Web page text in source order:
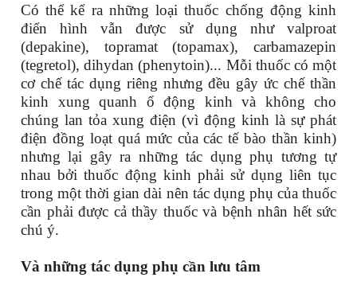
Có thể kể ra những loại thuốc chống động kinh
điển hình vẫn được sử dụng như valproat
(depakine), topramat (topamax), carbamazepin
(tegretol), dihydan (phenytoin)... Mỗi thuốc có một
cơ chế tác dụng riêng nhưng đều gây ức chế thần
kinh xung quanh ổ động kinh và không cho
chúng lan tỏa xung điện (vì động kinh là sự phát
điện đồng loạt quá mức của các tế bào thần kinh)
nhưng lại gây ra những tác dụng phụ tương tự
nhau bởi thuốc động kinh phải sử dụng liên tục
trong một thời gian dài nên tác dụng phụ của thuốc
cần phải được cả thầy thuốc và bệnh nhân hết sức
chú ý.
Và những tác dụng phụ cần lưu tâm